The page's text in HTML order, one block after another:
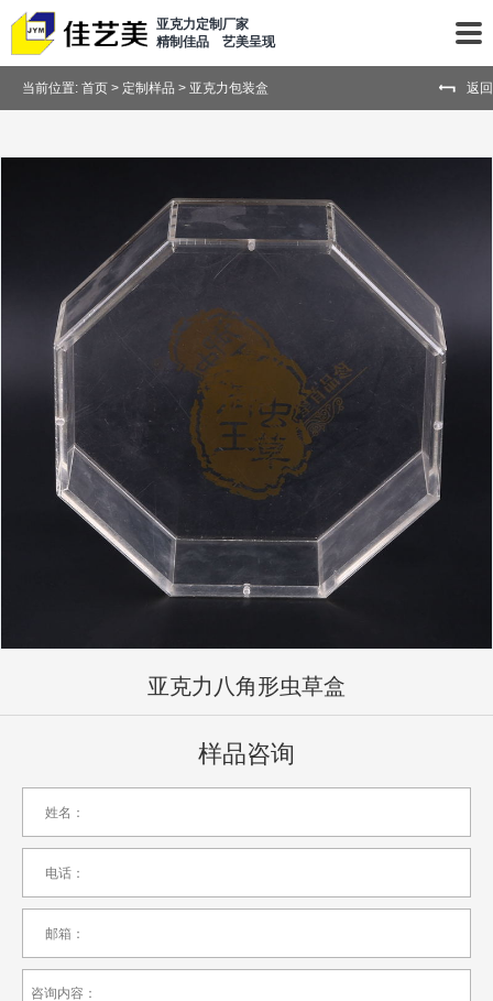
亚克力定制厂家
精制佳品 艺美呈现
当前位置: 首页 > 定制样品 > 亚克力包装盒 返回
亚克力八角形虫草盒
样品咨询